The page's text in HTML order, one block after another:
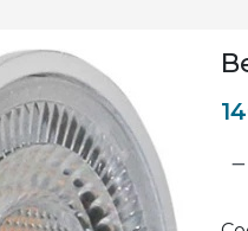
14
−